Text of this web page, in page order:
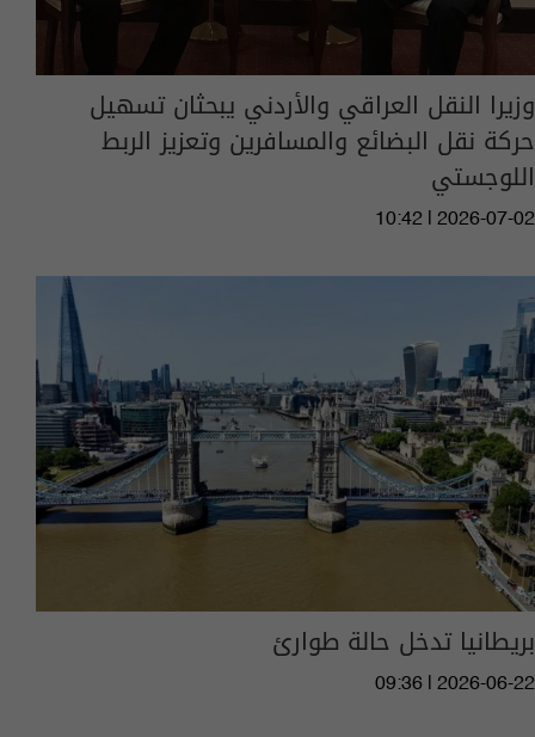
وزيرا النقل العراقي والأردني يبحثان تسهيل
حركة نقل البضائع والمسافرين وتعزيز الربط
اللوجستي
10:42 | 2026-07-02
بريطانيا تدخل حالة طوارئ
09:36 | 2026-06-22